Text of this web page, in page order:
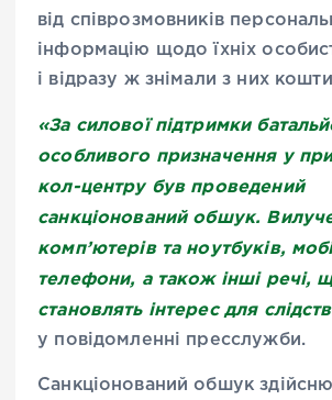
від співрозмовників
інформацію щодо їхніх
і відразу ж знімали з них
«За силової підтримки
особливого призначення у
кол-центру був проведений
санкціонований обшук.
комп’ютерів та ноутбуків,
телефони, а також інші речі,
становлять інтерес для
у повідомленні пресслужби.
Санкціонований обшук